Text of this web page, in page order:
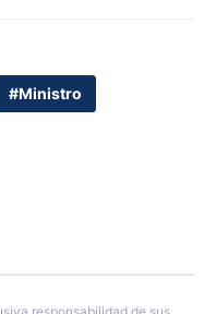
#Ministro